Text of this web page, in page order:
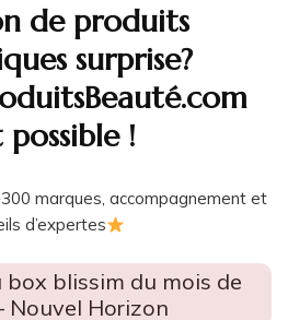
de produits
surprise?
possible !
marques, accompagnement et
d’expertes
box blissim du mois de
Nouvel Horizon